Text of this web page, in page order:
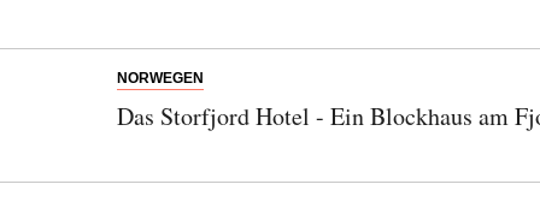
NORWEGEN
Das Storfjord Hotel - Ein Blockhaus am